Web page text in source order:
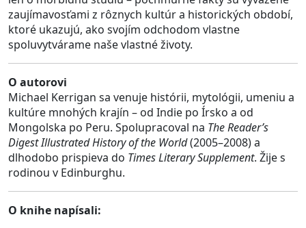
zaujímavosťami z rôznych kultúr a historických období,
ktoré ukazujú, ako svojím odchodom vlastne
spoluvytvárame naše vlastné životy.
O autorovi
Michael Kerrigan sa venuje histórii, mytológii, umeniu a
kultúre mnohých krajín – od Indie po Írsko a od
Mongolska po Peru. Spolupracoval na The Reader’s
Digest Illustrated History of the World(2005–2008) a
dlhodobo prispieva do Times Literary Supplement. Žije s
rodinou v Edinburghu.
O knihe napísali: